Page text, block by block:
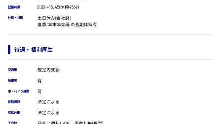
CADオペレーター
システムエンジニア
プログラマー
カスタマーエンジニア
販売・サービス・フード系
広島市安佐北区
広島市安芸区
廿日市市
時給1500円以上
時給制すべて
就業時間 8:00〜16:45(休憩45分)
休日・休暇
土日休み(会社暦)
夏季/年末年始等の長期休暇有
待遇・福利厚生
交通費 規定内支給
駐車場 有
車・バイク通勤 可
各種保険 法定による
有給休暇 法定による
その他